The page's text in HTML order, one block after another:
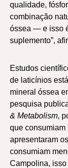
qualidade,
combinação
óssea — e isso
suplemento”,
Estudos
de laticínios
mineral óssea
pesquisa
& Metabolism,
que
apresentaram
consumiam
Campolina,